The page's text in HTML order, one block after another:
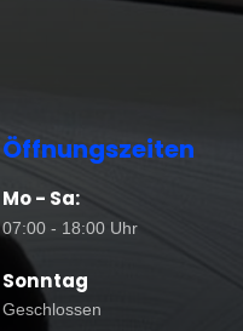
Öffnungszeiten
Mo - Sa:
07:00 - 18:00 Uhr
Sonntag
Geschlossen